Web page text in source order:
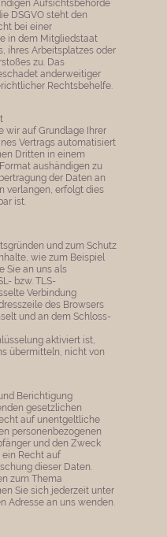
Aufsichtsbehörde
DSGVO steht den
bei einer
in dem Mitgliedstaat
ihres Arbeitsplatzes oder
zu. Das
anderweitiger
Rechtsbehelfe.
wir auf Grundlage Ihrer
Vertrags automatisiert
Dritten in einem
aushändigen zu
der Daten an
verlangen, erfolgt dies
ist.
und zum Schutz
wie zum Beispiel
Sie an uns als
bzw. TLS-
Verbindung
des Browsers
und an dem Schloss-
aktiviert ist,
übermitteln, nicht von
Berichtigung
gesetzlichen
auf unentgeltliche
personenbezogenen
und den Zweck
Recht auf
dieser Daten.
zum Thema
Sie sich jederzeit unter
Adresse an uns wenden.